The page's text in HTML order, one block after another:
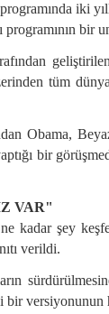
iki
programının bir
tüm
Obama,
bir
VAR"
ne kadar şey
verildi.
bir versiyonunun